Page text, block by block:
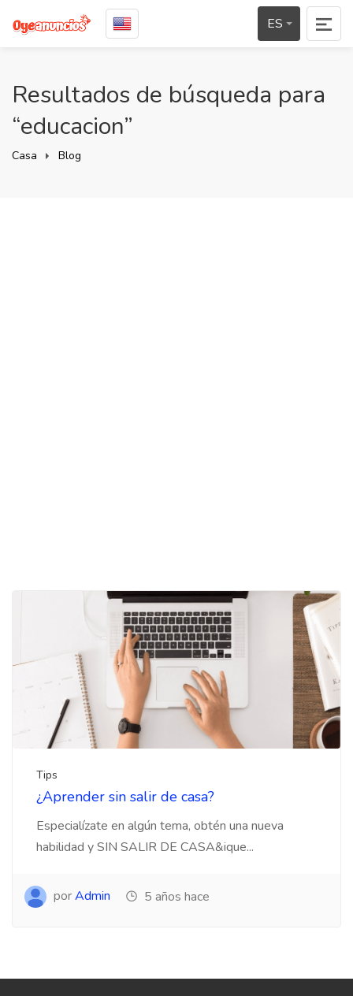
ES
Resultados de búsqueda para
“educacion”
Casa Blog
Tips
¿Aprender sin salir de casa?
Especialízate en algún tema, obtén una nueva
habilidad y SIN SALIR DE CASA&ique...
porAdmin 5 años hace